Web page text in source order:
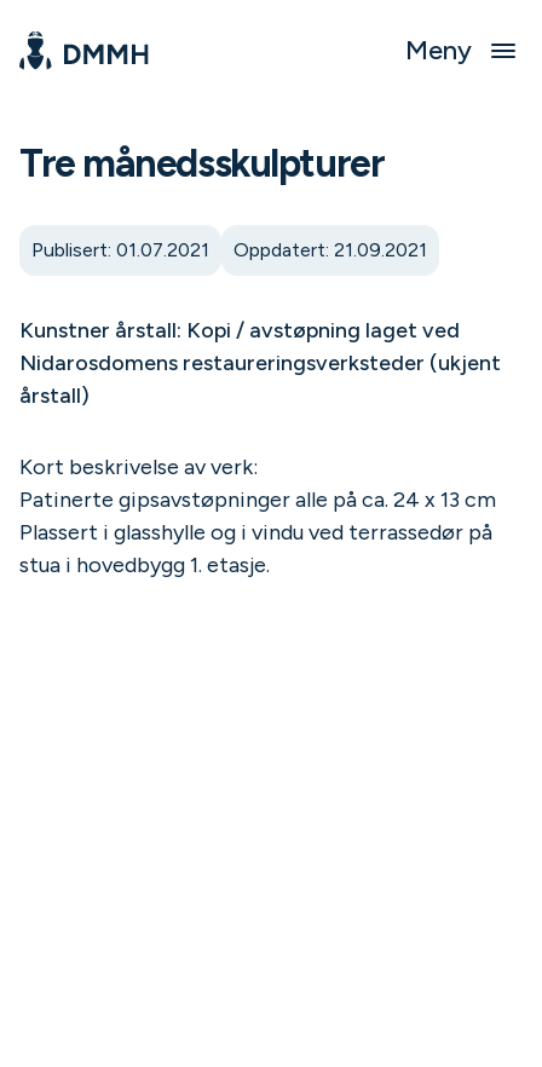
Meny
Tre månedsskulpturer
Publisert: 01.07.2021 Oppdatert: 21.09.2021
Kunstner årstall: Kopi / avstøpning laget ved
Nidarosdomens restaureringsverksteder (ukjent
årstall)
Kort beskrivelse av verk:
Patinerte gipsavstøpninger alle på ca. 24 x 13 cm
Plassert i glasshylle og i vindu ved terrassedør på
stua i hovedbygg 1. etasje.